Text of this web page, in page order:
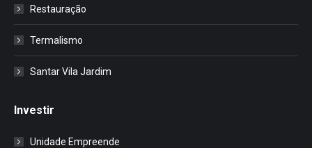
Restauração
Termalismo
Santar Vila Jardim
Investir
Unidade Empreende